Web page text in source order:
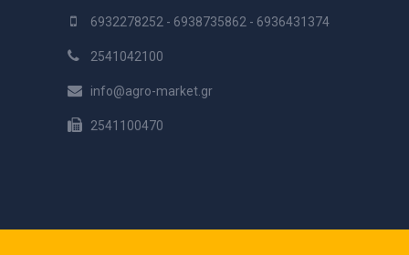
6932278252 - 6938735862 - 6936431374
2541042100
info@agro-market.gr
2541100470